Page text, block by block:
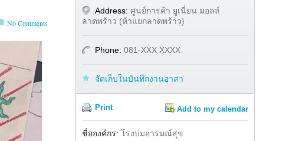
No Comments
Address: ศูนย์การค้า ยูเนี่ยน มอลล์
ลาดพร้าว (ห้าแยกลาดพร้าว)
Phone: 081-XXX XXXX
จัดเก็บในบันทึกงานอาสา
Print Add to my calendar
Facebook
ชื่อองค์กร: โรงบ่มอารมณ์สุข